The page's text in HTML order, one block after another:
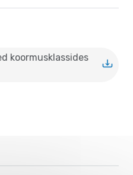
koormusklassides